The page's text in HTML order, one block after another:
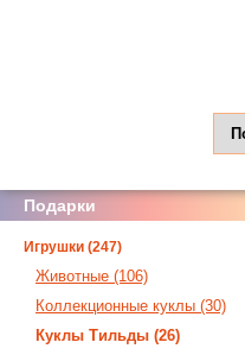
Подарки
Игрушки (247)
Животные (106)
Коллекционные куклы (30)
Куклы Тильды (26)